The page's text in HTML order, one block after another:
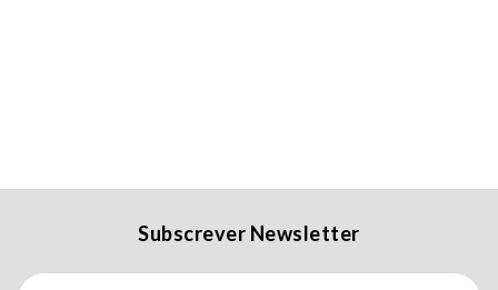
Subscrever Newsletter